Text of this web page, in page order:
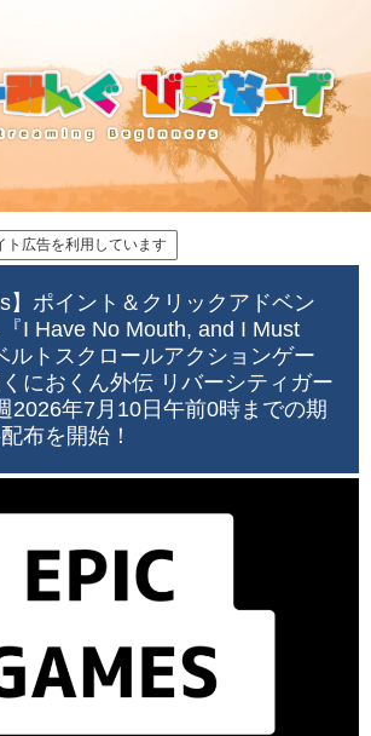
ト広告を利用しています
】ポイント＆クリックアドベン
I Have No Mouth, and I Must
ルトスクロールアクションゲー
におくん外伝 リバーシティガー
2026年7月10日午前0時までの期
布を開始！